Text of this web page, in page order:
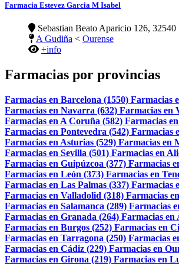
Farmacia Estevez Garcia M Isabel
Sebastian Beato Aparicio 126, 32540
A Gudiña < Ourense
+info
Farmacias por provincias
Farmacias en Barcelona (1550) Farmacias
Farmacias en Navarra (632) Farmacias en
Farmacias en A Coruña (582) Farmacias
Farmacias en Pontevedra (542) Farmacias
Farmacias en Asturias (529) Farmacias en
Farmacias en Sevilla (501) Farmacias en
Farmacias en Guipúzcoa (377) Farmacias
Farmacias en León (373) Farmacias en
Farmacias en Las Palmas (337) Farmacias
Farmacias en Valladolid (318) Farmacias
Farmacias en Salamanca (289) Farmacias
Farmacias en Granada (264) Farmacias en
Farmacias en Burgos (252) Farmacias en
Farmacias en Tarragona (250) Farmacias
Farmacias en Cádiz (229) Farmacias en
Farmacias en Girona (219) Farmacias en